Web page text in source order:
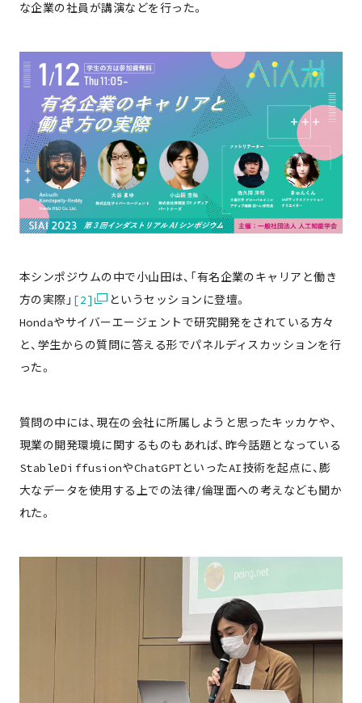
な企業の社員が講演などを行った。
本シンポジウムの中で小山田は、「有名企業のキャリアと働き
方の実際」 [2]
というセッションに登壇。
Hondaやサイバーエージェントで研究開発をされている方々
と、学生からの質問に答える形でパネルディスカッションを行
った。
質問の中には、現在の会社に所属しようと思ったキッカケや、
現業の開発環境に関するものもあれば、昨今話題となっている
StableDiffusionやChatGPTといったAI技術を起点に、膨
大なデータを使用する上での法律/倫理面への考えなども聞か
れた。